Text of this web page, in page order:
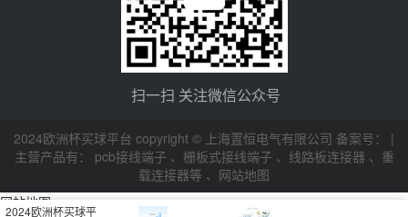
扫一扫 关注微信公众号
2024欧洲杯买球平台 copyright © 上海置恒电气有限公司 备案号： |
主营产品有： pcb接线端子 、 栅板式接线端子 、 线路板连接器 、 重
载连接器等 、 网站地图
2024欧洲杯买球平
网站地图